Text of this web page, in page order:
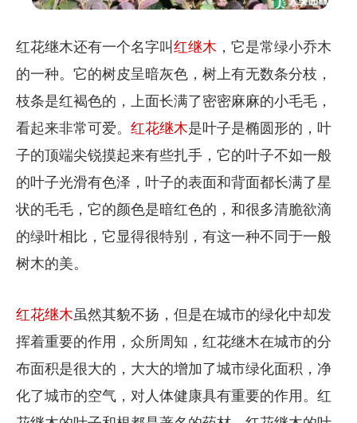
红花继木还有一个名字叫 红继木 ，它是常绿小乔木
的一种。它的树皮呈暗灰色，树上有无数条分枝，
枝条是红褐色的，上面长满了密密麻麻的小毛毛，
看起来非常可爱。 红花继木是叶子是椭圆形的，叶
子的顶端尖锐摸起来有些扎手，它的叶子不如一般
的叶子光滑有色泽，叶子的表面和背面都长满了星
状的毛毛，它的颜色是暗红色的，和很多清脆欲滴
的绿叶相比，它显得很特别，有这一种不同于一般
树木的美。
红花继木虽然其貌不扬，但是在城市的绿化中却发
挥着重要的作用，众所周知，红花继木在城市的分
布面积是很大的，大大的增加了城市绿化面积，净
化了城市的空气，对人体健康具有重要的作用。红